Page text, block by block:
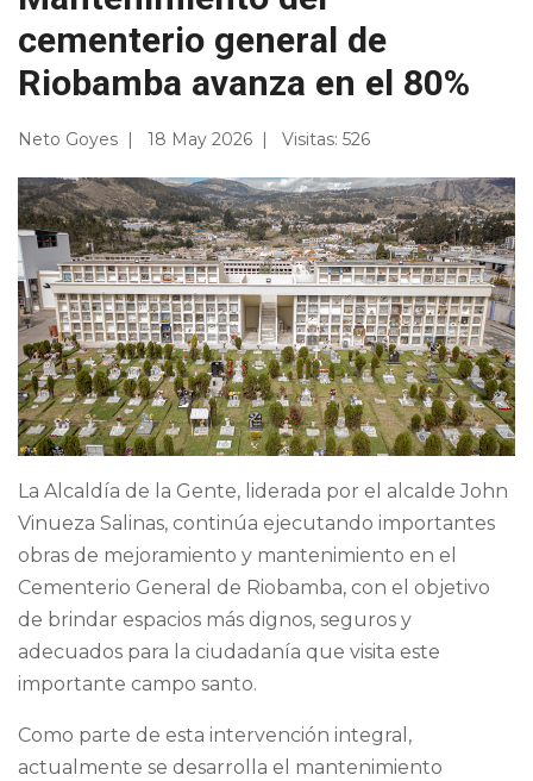
cementerio general de
Riobamba avanza en el 80%
Neto Goyes 18 May 2026 Visitas: 526
La Alcaldía de la Gente, liderada por el alcalde John
Vinueza Salinas, continúa ejecutando importantes
obras de mejoramiento y mantenimiento en el
Cementerio General de Riobamba, con el objetivo
de brindar espacios más dignos, seguros y
adecuados para la ciudadanía que visita este
importante campo santo.
Como parte de esta intervención integral,
actualmente se desarrolla el mantenimiento